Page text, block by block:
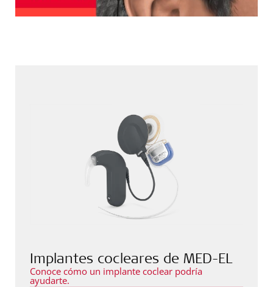
Implantes cocleares de MED-EL
Conoce cómo un implante coclear podría
ayudarte.